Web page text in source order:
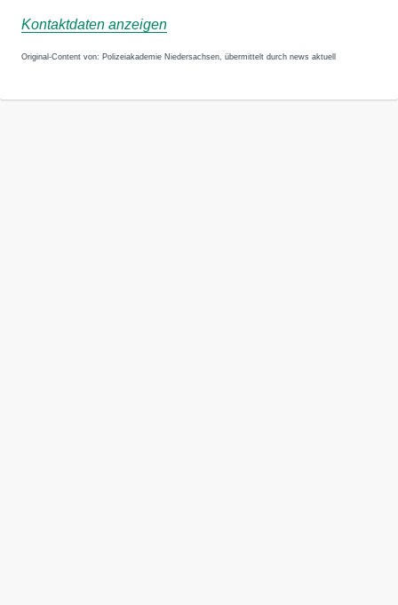
Kontaktdaten anzeigen
Original-Content von: Polizeiakademie Niedersachsen, übermittelt durch news aktuell